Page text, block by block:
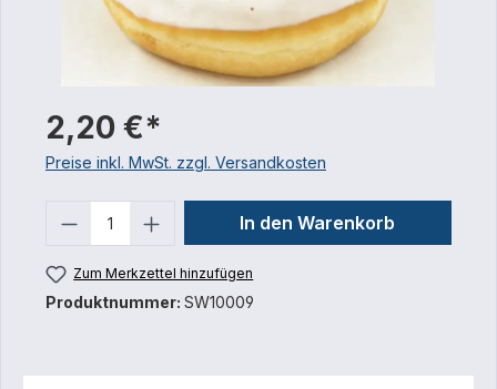
2,20 €*
Preise inkl. MwSt. zzgl. Versandkosten
In den Warenkorb
Zum Merkzettel hinzufügen
Produktnummer: SW10009